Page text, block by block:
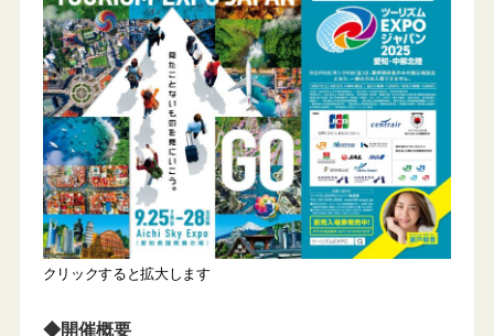
クリックすると拡大します
◆開催概要